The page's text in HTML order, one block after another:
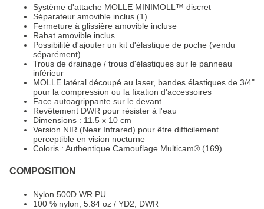
Système d'attache MOLLE MINIMOLL™ discret
Séparateur amovible inclus (1)
Fermeture à glissière amovible incluse
Rabat amovible inclus
Possibilité d'ajouter un kit d'élastique de poche (vendu
séparément)
Trous de drainage / trous d'élastiques sur le panneau
inférieur
MOLLE latéral découpé au laser, bandes élastiques de 3/4"
pour la compression ou la fixation d'accessoires
Face autoagrippante sur le devant
Revêtement DWR pour résister à l'eau
Dimensions : 11.5 x 10 cm
Version NIR (Near Infrared) pour être difficilement
perceptible en vision nocturne
Coloris : Authentique Camouflage Multicam® (169)
COMPOSITION
Nylon 500D WR PU
100 % nylon, 5.84 oz / YD2, DWR